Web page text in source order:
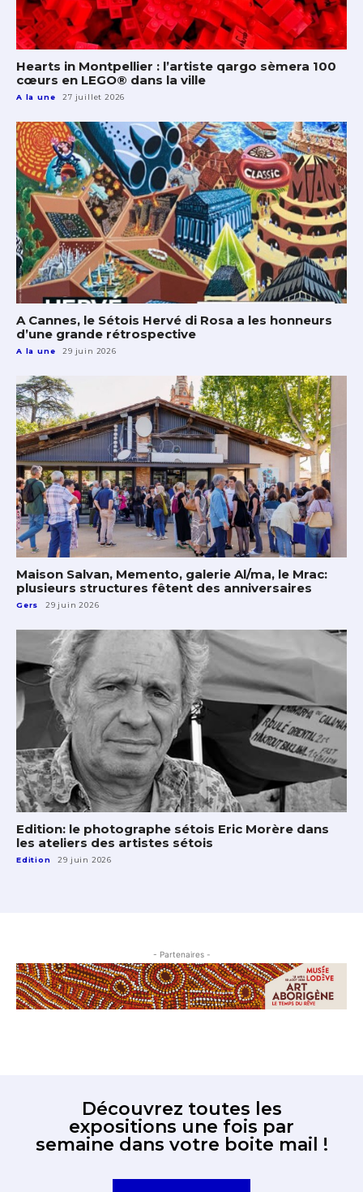
Hearts in Montpellier : l’artiste qargo sèmera 100
cœurs en LEGO® dans la ville
A la une 27 juillet 2026
A Cannes, le Sétois Hervé di Rosa a les honneurs
d’une grande rétrospective
A la une 29 juin 2026
Maison Salvan, Memento, galerie Al/ma, le Mrac:
plusieurs structures fêtent des anniversaires
Gers 29 juin 2026
Edition: le photographe sétois Eric Morère dans
les ateliers des artistes sétois
Edition 29 juin 2026
- Partenaires -
Découvrez toutes les
expositions une fois par
semaine dans votre boite mail !